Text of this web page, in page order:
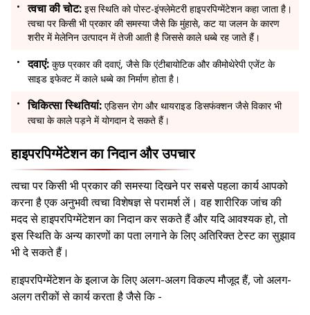
त्वचा की चोट: इस स्थिति को पोस्ट-इंफ्लेमेटरी हाइपरपिग्मेंटेशन कहा जाता है।
त्वचा पर किसी भी प्रकार की समस्या जैसे कि मुंहासे, कट या जलन के कारण
शरीर में मेलेनिन उत्पादन में तेजी आती है जिससे काले धब्बे रह जाते हैं।
दवाएं: कुछ प्रकार की दवाएं, जैसे कि एंटीबायोटिक और कीमोथेरेपी एजेंट के
साइड इफेक्ट में काले धब्बे का निर्माण होता है।
चिकित्सा स्थितियां: एडिसन रोग और थायराइड डिसफंक्शन जैसे विकार भी
त्वचा के काले पड़ने में योगदान दे सकते हैं।
हाइपरपिग्मेंटेशन का निदान और उपचार
त्वचा पर किसी भी प्रकार की समस्या दिखने पर सबसे पहला कार्य आपको
करना है एक अनुभवी त्वचा विशेषज्ञ से परामर्श लें। वह शारीरिक जांच की
मदद से हाइपरपिग्मेंटेशन का निदान कर सकते हैं और यदि आवश्यक हो, तो
इस स्थिति के अन्य कारणों का पता लगाने के लिए अतिरिक्त टेस्ट का सुझाव
भी दे सकते हैं।
हाइपरपिग्मेंटेशन के इलाज के लिए अलग-अलग विकल्प मौजूद हैं, जो अलग-
अलग तरीकों से कार्य करता है जैसे कि -